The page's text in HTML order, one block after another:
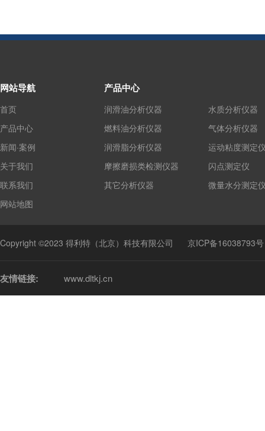
网站导航
首页
产品中心
新闻·案例
关于我们
联系我们
网站地图
产品中心
润滑油分析仪器
燃料油分析仪器
润滑脂分析仪器
摩擦磨损类检测仪器
其它分析仪器
水质分析仪器
气体分析仪器
运动粘度测定
闪点测定仪
微量水分测定
Copyright ©2023 得利特（北京）科技有限公司 京ICP备16038793号
友情链接: www.dltkj.cn